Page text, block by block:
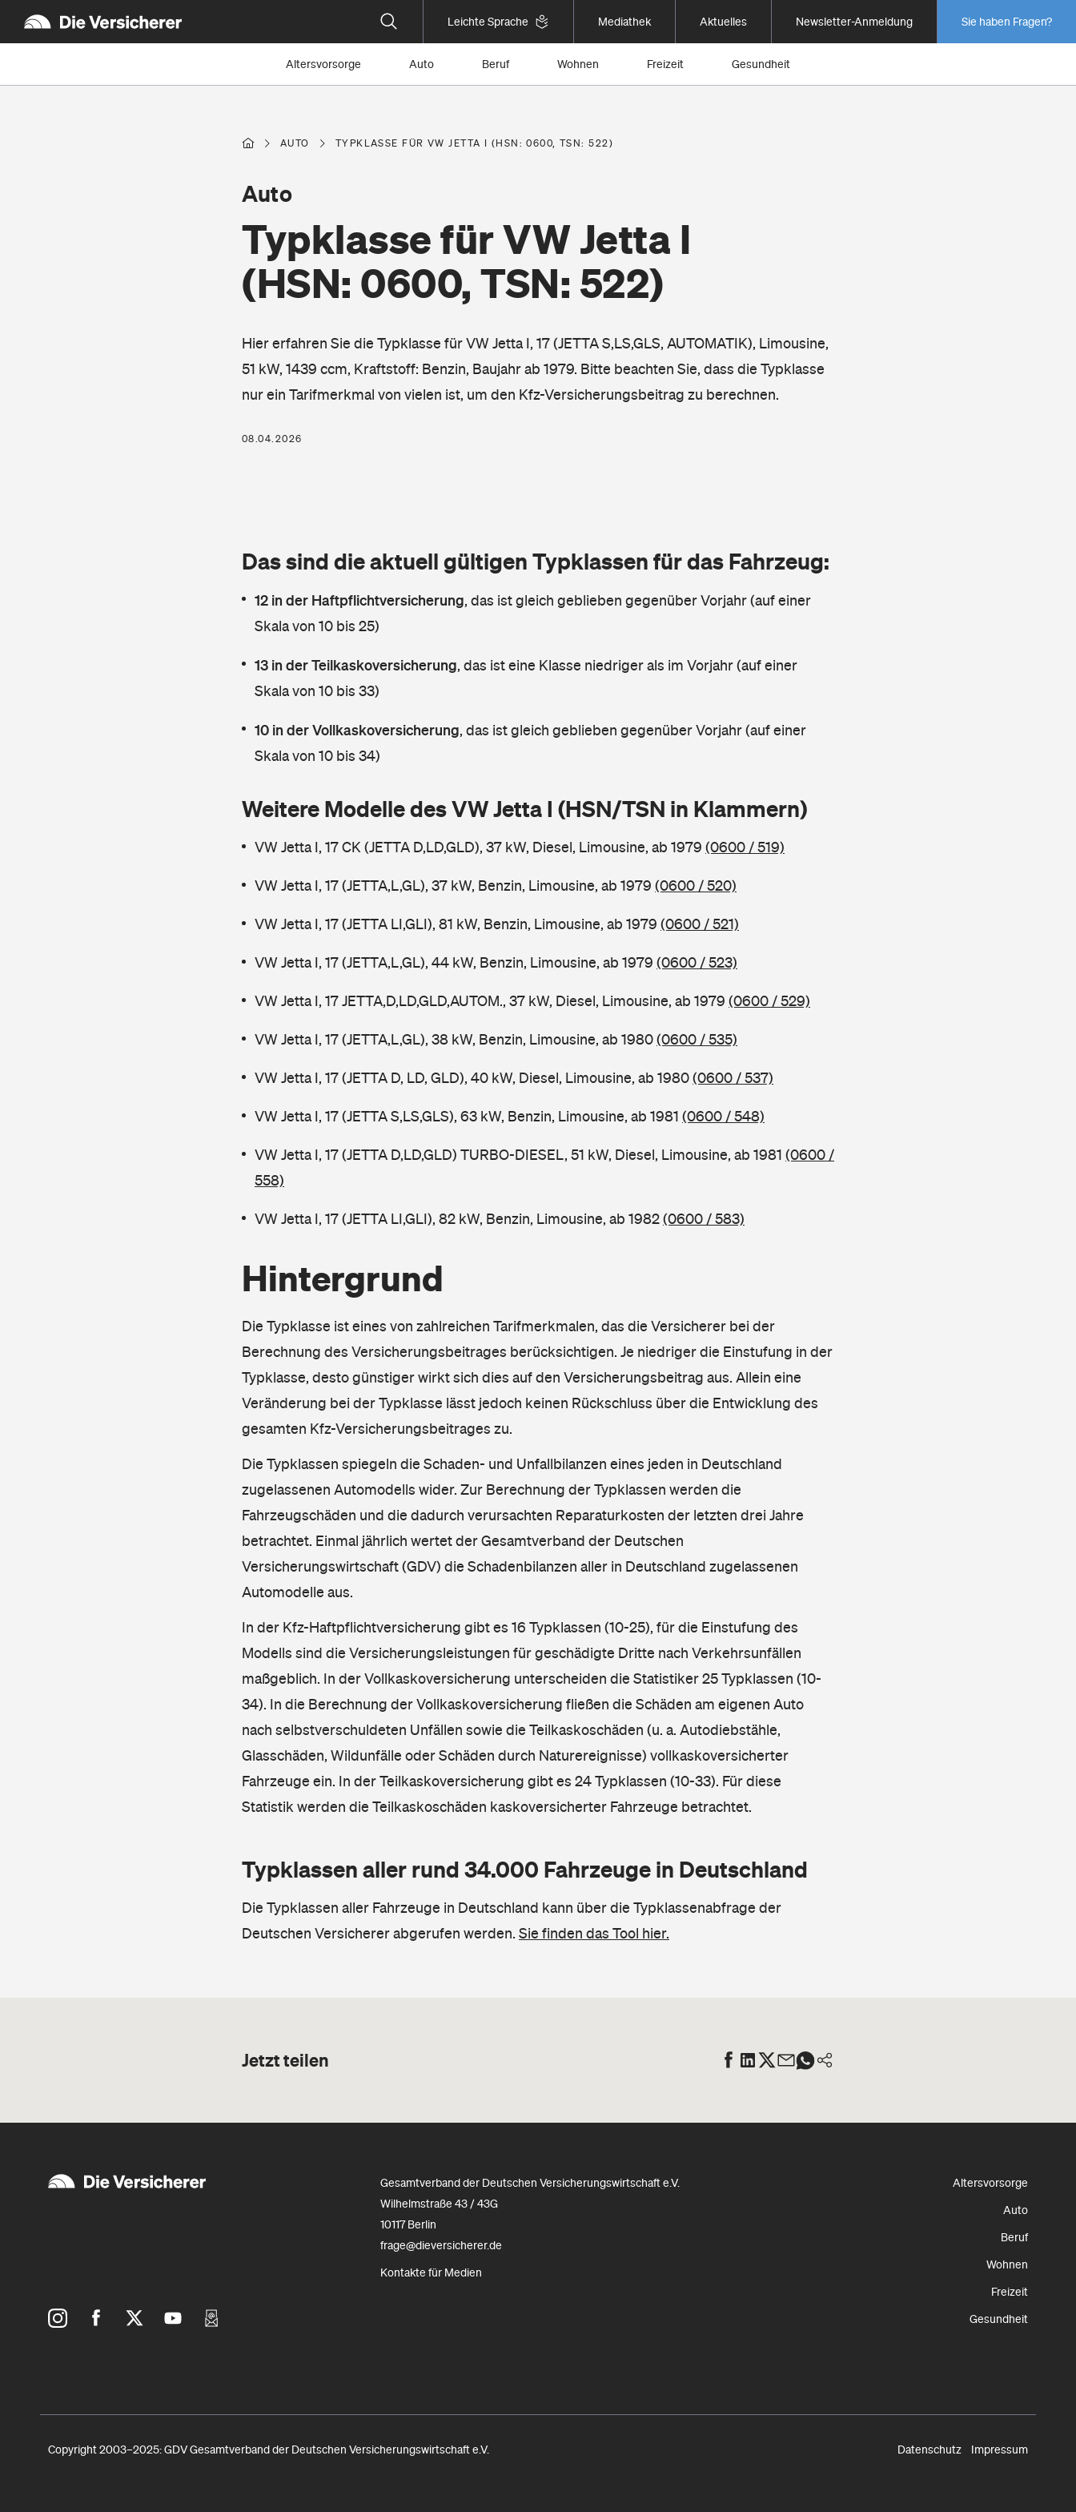
Leichte Sprache Mediathek Aktuelles Newsletter-Anmeldung Sie haben Fragen?
Altersvorsorge Auto Beruf Wohnen Freizeit Gesundheit
AUTO TYPKLASSE FÜR VW JETTA I (HSN: 0600, TSN: 522)
Typklasse für VW Jetta I
(HSN: 0600, TSN: 522)
Auto
Hier erfahren Sie die Typklasse für VW Jetta I, 17 (JETTA S,LS,GLS, AUTOMATIK), Limousine,
51 kW, 1439 ccm, Kraftstoff: Benzin, Baujahr ab 1979. Bitte beachten Sie, dass die Typklasse
nur ein Tarifmerkmal von vielen ist, um den Kfz-Versicherungsbeitrag zu berechnen.
08.04.2026
Das sind die aktuell gültigen Typklassen für das Fahrzeug:
12 in der Haftpflichtversicherung, das ist gleich geblieben gegenüber Vorjahr (auf einer
Skala von 10 bis 25)
13 in der Teilkaskoversicherung, das ist eine Klasse niedriger als im Vorjahr (auf einer
Skala von 10 bis 33)
10 in der Vollkaskoversicherung, das ist gleich geblieben gegenüber Vorjahr (auf einer
Skala von 10 bis 34)
Weitere Modelle des VW Jetta I (HSN/TSN in Klammern)
VW Jetta I, 17 CK (JETTA D,LD,GLD), 37 kW, Diesel, Limousine, ab 1979 (0600 / 519)
VW Jetta I, 17 (JETTA,L,GL), 37 kW, Benzin, Limousine, ab 1979 (0600 / 520)
VW Jetta I, 17 (JETTA LI,GLI), 81 kW, Benzin, Limousine, ab 1979 (0600 / 521)
VW Jetta I, 17 (JETTA,L,GL), 44 kW, Benzin, Limousine, ab 1979 (0600 / 523)
VW Jetta I, 17 JETTA,D,LD,GLD,AUTOM., 37 kW, Diesel, Limousine, ab 1979 (0600 / 529)
VW Jetta I, 17 (JETTA,L,GL), 38 kW, Benzin, Limousine, ab 1980(0600 / 535)
VW Jetta I, 17 (JETTA D, LD, GLD), 40 kW, Diesel, Limousine, ab 1980(0600 / 537)
VW Jetta I, 17 (JETTA S,LS,GLS), 63 kW, Benzin, Limousine, ab 1981 (0600 / 548)
VW Jetta I, 17 (JETTA D,LD,GLD) TURBO-DIESEL, 51 kW, Diesel, Limousine, ab 1981 (0600 /
558)
VW Jetta I, 17 (JETTA LI,GLI), 82 kW, Benzin, Limousine, ab 1982(0600 / 583)
Hintergrund
Die Typklasse ist eines von zahlreichen Tarifmerkmalen, das die Versicherer bei der
Berechnung des Versicherungsbeitrages berücksichtigen. Je niedriger die Einstufung in der
Typklasse, desto günstiger wirkt sich dies auf den Versicherungsbeitrag aus. Allein eine
Veränderung bei der Typklasse lässt jedoch keinen Rückschluss über die Entwicklung des
gesamten Kfz-Versicherungsbeitrages zu.
Die Typklassen spiegeln die Schaden- und Unfallbilanzen eines jeden in Deutschland
zugelassenen Automodells wider. Zur Berechnung der Typklassen werden die
Fahrzeugschäden und die dadurch verursachten Reparaturkosten der letzten drei Jahre
betrachtet. Einmal jährlich wertet der Gesamtverband der Deutschen
Versicherungswirtschaft (GDV) die Schadenbilanzen aller in Deutschland zugelassenen
Automodelle aus.
In der Kfz-Haftpflichtversicherung gibt es 16 Typklassen (10-25), für die Einstufung des
Modells sind die Versicherungsleistungen für geschädigte Dritte nach Verkehrsunfällen
maßgeblich. In der Vollkaskoversicherung unterscheiden die Statistiker 25 Typklassen (10-
34). In die Berechnung der Vollkaskoversicherung fließen die Schäden am eigenen Auto
nach selbstverschuldeten Unfällen sowie die Teilkaskoschäden (u. a. Autodiebstähle,
Glasschäden, Wildunfälle oder Schäden durch Naturereignisse) vollkaskoversicherter
Fahrzeuge ein. In der Teilkaskoversicherung gibt es 24 Typklassen (10-33). Für diese
Statistik werden die Teilkaskoschäden kaskoversicherter Fahrzeuge betrachtet.
Typklassen aller rund 34.000 Fahrzeuge in Deutschland
Die Typklassen aller Fahrzeuge in Deutschland kann über die Typklassenabfrage der
Deutschen Versicherer abgerufen werden. Sie finden das Tool hier.
Jetzt teilen
Gesamtverband der Deutschen Versicherungswirtschaft e.V.
Wilhelmstraße 43 / 43G
10117 Berlin
frage@dieversicherer.de
Kontakte für Medien
Altersvorsorge
Auto
Beruf
Wohnen
Freizeit
Gesundheit
Copyright 2003–2025: GDV Gesamtverband der Deutschen Versicherungswirtschaft e.V. Datenschutz Impressum